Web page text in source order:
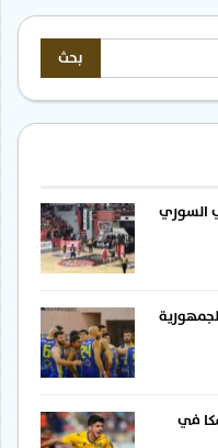
السوري
في